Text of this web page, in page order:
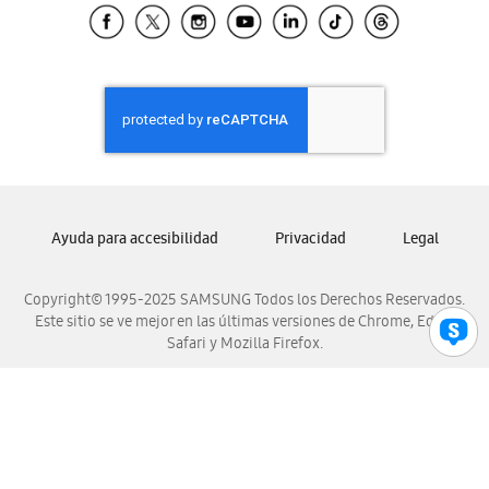
Samsung El Salvador
Samsung Honduras
Samsung Nicaragua
Samsung Panamá
Samsung Venezuela
Copyright© 1995-2025 SAMSUNG Todos los Derechos Reservados.
Este sitio se ve mejor en las últimas versiones de Chrome, Edge,
Safari y Mozilla Firefox.
Ayuda para accesibilidad Privacidad Legal